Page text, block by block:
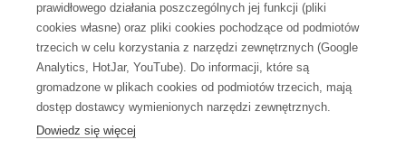
prawidłowego działania poszczególnych jej funkcji (pliki
cookies własne) oraz pliki cookies pochodzące od podmiotów
trzecich w celu korzystania z narzędzi zewnętrznych (Google
Analytics, HotJar, YouTube). Do informacji, które są
gromadzone w plikach cookies od podmiotów trzecich, mają
dostęp dostawcy wymienionych narzędzi zewnętrznych.
Dowiedz się więcej
KONTAKT